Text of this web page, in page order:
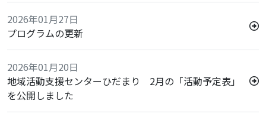
2026年01月27日
プログラムの更新
2026年01月20日
地域活動支援センターひだまり 2月の「活動予定表」
を公開しました